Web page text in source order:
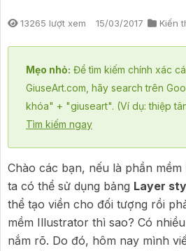
13265 lượt xem 15/03/2017 Kiến
Mẹo nhỏ: Để tìm kiếm chính xác
GiuseArt.com, hãy search trên
khóa" + "giuseart". (Ví dụ: thiệp
Tìm kiếm ngay
Chào các bạn, nếu là phần
ta có thể sử dụng bảng Layer
thể tạo viền cho đối tượng rồi
mềm Illustrator thì sao? Có
nắm rõ. Do đó, hôm nay mình